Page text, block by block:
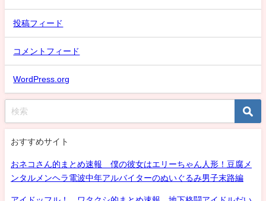
投稿フィード
コメントフィード
WordPress.org
おすすめサイト
おネコさん的まとめ速報 僕の彼女はエリーちゃん人形！豆腐メ
ンタルメンヘラ電波中年アルバイターのぬいぐるみ男子末路編